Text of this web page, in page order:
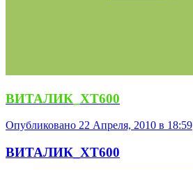
ВИТАЛИК_ХТ600
Опубликовано 22 Апреля, 2010 в 18:59
ВИТАЛИК_ХТ600